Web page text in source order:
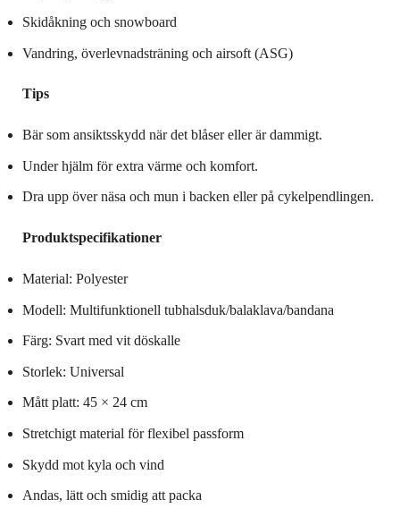
Skidåkning och snowboard
Vandring, överlevnadsträning och airsoft (ASG)
Tips
Bär som ansiktsskydd när det blåser eller är dammigt.
Under hjälm för extra värme och komfort.
Dra upp över näsa och mun i backen eller på cykelpendlingen.
Produktspecifikationer
Material: Polyester
Modell: Multifunktionell tubhalsduk/balaklava/bandana
Färg: Svart med vit döskalle
Storlek: Universal
Mått platt: 45 × 24 cm
Stretchigt material för flexibel passform
Skydd mot kyla och vind
Andas, lätt och smidig att packa